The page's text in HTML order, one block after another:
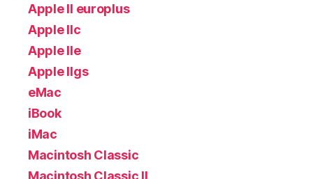
Apple II europlus
Apple IIc
Apple IIe
Apple IIgs
eMac
iBook
iMac
Macintosh Classic
Macintosh Classic II